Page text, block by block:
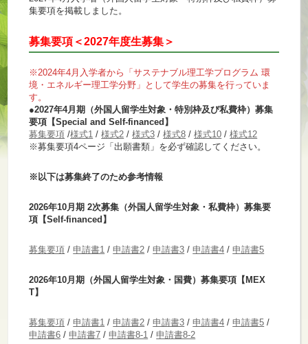
集要項を掲載しました。
募集要項＜2027年度生募集＞
※2024年4月入学者から「サステナブル理工学プログラム 環
境・エネルギー理工学分野」として学生の募集を行っていま
す。
●2027年4月期 （外国人留学生対象・特別枠及び私費枠）募集
要項【Special and Self-financed】
募集要項 /様式1 /様式2 /様式3 /様式8 /様式10 /様式12
※募集要項4ページ「出願書類」を必ず確認してください。
※以下は募集終了のため参考情報
2026年10月期 2次募集（外国人留学生対象・私費枠）募集要
項【Self-financed】
募集要項 /申請書1 /申請書2 /申請書3 /申請書4 /申請書5
2026年10月期（外国人留学生対象・国費）募集要項【MEX
T】
募集要項 /申請書1 /申請書2 /申請書3 /申請書4 /申請書5 /
申請書6 /申請書7 /申請書8-1 /申請書8-2